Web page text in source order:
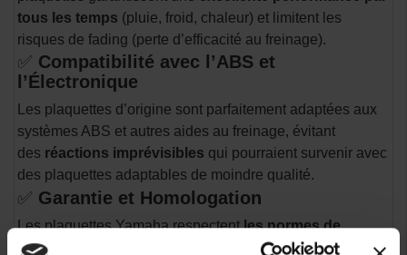
tous les temps (pluie, froid, chaleur) et limitent les
risques de fading (perte d’efficacité au freinage).
✅ Compatibilité avec l’ABS et
l’Électronique
Les plaquettes d’origine sont parfaitement adaptées aux
systèmes ABS et autres aides au freinage, évitant
des réactions imprévisibles qui pourraient survenir avec
des plaquettes adaptables de moindre qualité.
✅ Garantie et Homologation
Les plaquettes Yamaha respectentles normes de
sécurité et d’homologation constructeur, et sont